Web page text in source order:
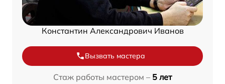
Константин Александрович Иванов
Вызвать мастера
Стаж работы мастером – 5 лет